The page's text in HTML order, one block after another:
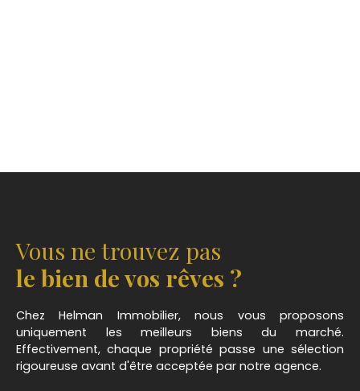
Vous ne trouvez pas
le bien de vos rêves ?
Chez Helman Immobilier, nous vous proposons
uniquement les meilleurs biens du marché.
Effectivement, chaque propriété passe une sélection
rigoureuse avant d'être acceptée par notre agence.